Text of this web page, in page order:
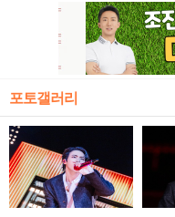
포토갤러리